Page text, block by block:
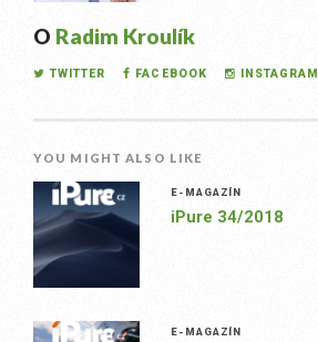
O Radim Kroulík
TWITTER FACEBOOK INSTAGRAM
YOU MIGHT ALSO LIKE
E-MAGAZÍN
iPure 34/2018
E-MAGAZÍN